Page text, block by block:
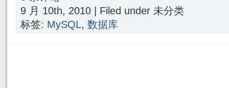
9 月 10th, 2010 | Filed under 未分类
标签: MySQL, 数据库